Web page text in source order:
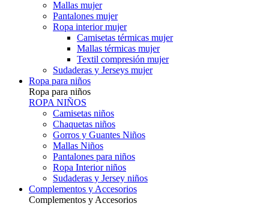
Mallas mujer
Pantalones mujer
Ropa interior mujer
Camisetas térmicas mujer
Mallas térmicas mujer
Textil compresión mujer
Sudaderas y Jerseys mujer
Ropa para niños
Ropa para niños
ROPA NIÑOS
Camisetas niños
Chaquetas niños
Gorros y Guantes Niños
Mallas Niños
Pantalones para niños
Ropa Interior niños
Sudaderas y Jersey niños
Complementos y Accesorios
Complementos y Accesorios